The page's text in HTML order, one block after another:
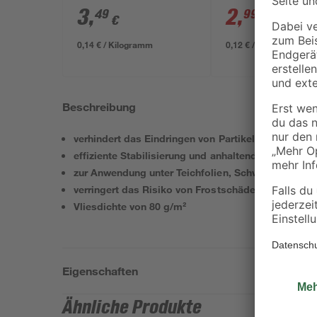
3,49 €
0,14 € / Kilogramm
2,99 3,29 €
0,12 € / Kilogramm
Beschreibung
verhindert das Eindringen von Partikeln in den
effiziente Stabilisierung und anhaltende
zur Anwendung unter Teichfolien,
verringert das Risiko von Frostschäden und
Vliesdichte von 80 g/m²
Eigenschaften
Ähnliche Produkte